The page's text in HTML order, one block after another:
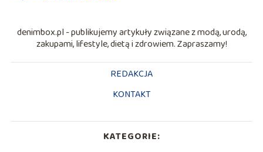
denimbox.pl - publikujemy artykuły związane z modą, urodą,
zakupami, lifestyle, dietą i zdrowiem. Zapraszamy!
REDAKCJA
KONTAKT
KATEGORIE: